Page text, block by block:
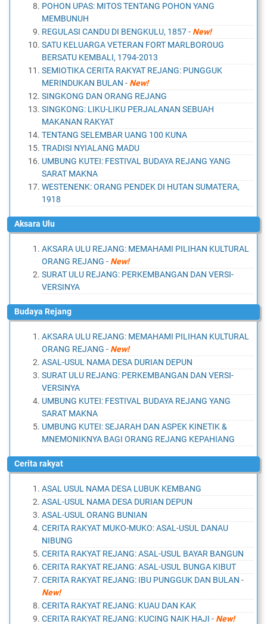
POHON UPAS: MITOS TENTANG POHON YANG
MEMBUNUH
REGULASI CANDU DI BENGKULU, 1857- New!
SATU KELUARGA VETERAN FORT MARLBOROUG
BERSATU KEMBALI, 1794-2013
SEMIOTIKA CERITA RAKYAT REJANG: PUNGGUK
MERINDUKAN BULAN - New!
SINGKONG DAN ORANG REJANG
SINGKONG: LIKU-LIKU PERJALANAN SEBUAH
MAKANAN RAKYAT
TENTANG SELEMBAR UANG 100 KUNA
TRADISI NYIALANG MADU
UMBUNG KUTEI: FESTIVAL BUDAYA REJANG YANG
SARAT MAKNA
WESTENENK: ORANG PENDEK DI HUTAN SUMATERA,
1918
aksara Ulu
AKSARA ULU REJANG: MEMAHAMI PILIHAN KULTURAL
ORANG REJANG - New!
SURAT ULU REJANG: PERKEMBANGAN DAN VERSI-
VERSINYA
budaya Rejang
AKSARA ULU REJANG: MEMAHAMI PILIHAN KULTURAL
ORANG REJANG - New!
ASAL-USUL NAMA DESA DURIAN DEPUN
SURAT ULU REJANG: PERKEMBANGAN DAN VERSI-
VERSINYA
UMBUNG KUTEI: FESTIVAL BUDAYA REJANG YANG
SARAT MAKNA
UMBUNG KUTEI: SEJARAH DAN ASPEK KINETIK &
MNEMONIKNYA BAGI ORANG REJANG KEPAHIANG
cerita rakyat
ASAL USUL NAMA DESA LUBUK KEMBANG
ASAL-USUL NAMA DESA DURIAN DEPUN
ASAL-USUL ORANG BUNIAN
CERITA RAKYAT MUKO-MUKO: ASAL-USUL DANAU
NIBUNG
CERITA RAKYAT REJANG: ASAL-USUL BAYAR BANGUN
CERITA RAKYAT REJANG: ASAL-USUL BUNGA KIBUT
CERITA RAKYAT REJANG: IBU PUNGGUK DAN BULAN -
New!
CERITA RAKYAT REJANG: KUAU DAN KAK
CERITA RAKYAT REJANG: KUCING NAIK HAJI - New!